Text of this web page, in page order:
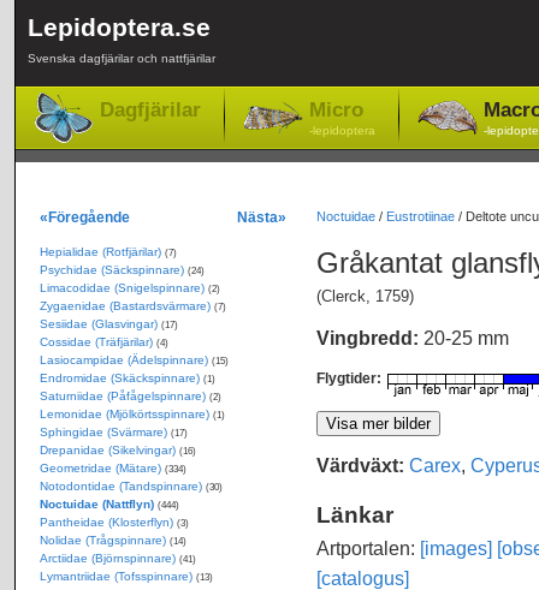
Lepidoptera.se
Svenska dagfjärilar och nattfjärilar
Dagfjärilar Micro
-lepidoptera -
Noctuidae/ Eustrotiinae/ Deltote
Gråkantat
(Clerck, 1759)
Vingbredd: 20-25 mm
Flygtider:
Värdväxt: Carex,
Länkar
Artportalen: [images]
[catalogus]
«Föregående Nästa»
Hepialidae (Rotfjärilar) (7)
Psychidae (Säckspinnare) (24)
Limacodidae (Snigelspinnare) (2)
Zygaenidae (Bastardsvärmare) (7)
Sesiidae (Glasvingar) (17)
Cossidae (Träfjärilar) (4)
Lasiocampidae (Ädelspinnare) (15)
Endromidae (Skäckspinnare) (1)
Saturniidae (Påfågelspinnare) (2)
Lemonidae (Mjölkörtsspinnare) (1)
Sphingidae (Svärmare) (17)
Drepanidae (Sikelvingar) (16)
Geometridae (Mätare) (334)
Notodontidae (Tandspinnare) (30)
Noctuidae (Nattflyn) (444)
Pantheidae (Klosterflyn) (3)
Nolidae (Trågspinnare) (14)
Arctiidae (Björnspinnare) (41)
Lymantriidae (Tofsspinnare) (13)